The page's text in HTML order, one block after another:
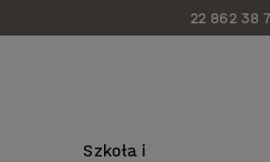
22 862 38
Szkoła i